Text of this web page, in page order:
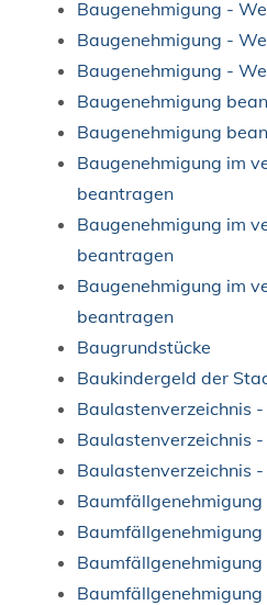
Baugenehmigung -
Baugenehmigung -
Baugenehmigung -
Baugenehmigung
Baugenehmigung
Baugenehmigung im
beantragen
Baugenehmigung im
beantragen
Baugenehmigung im
beantragen
Baugrundstücke
Baukindergeld der
Baulastenverzeichnis
Baulastenverzeichnis
Baulastenverzeichnis